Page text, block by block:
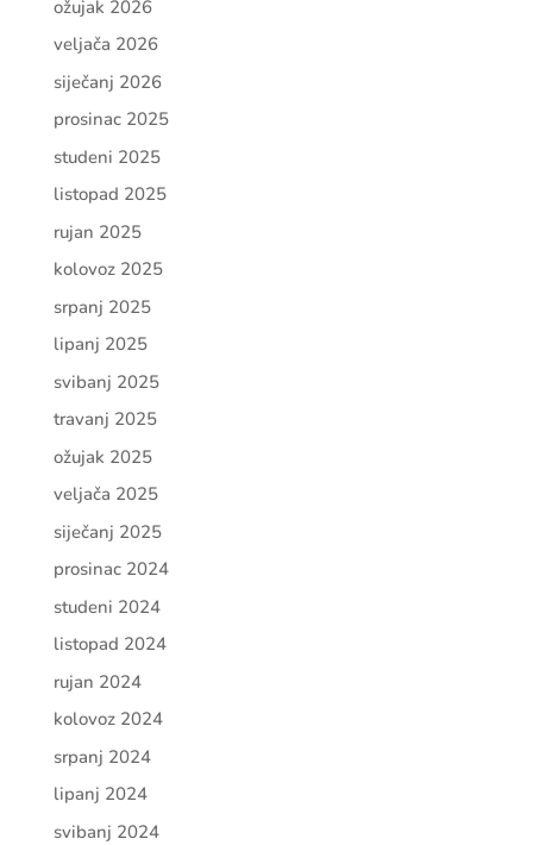
ožujak 2026
veljača 2026
siječanj 2026
prosinac 2025
studeni 2025
listopad 2025
rujan 2025
kolovoz 2025
srpanj 2025
lipanj 2025
svibanj 2025
travanj 2025
ožujak 2025
veljača 2025
siječanj 2025
prosinac 2024
studeni 2024
listopad 2024
rujan 2024
kolovoz 2024
srpanj 2024
lipanj 2024
svibanj 2024